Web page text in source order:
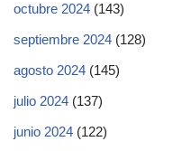
octubre 2024 (143)
septiembre 2024 (128)
agosto 2024 (145)
julio 2024 (137)
junio 2024 (122)